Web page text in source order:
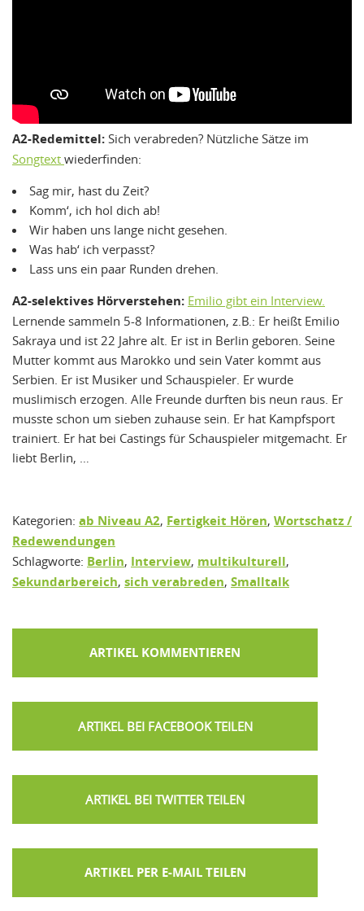
A2-Redemittel: Sich verabreden? Nützliche Sätze im
Songtext wiederfinden:
Sag mir, hast du Zeit?
Komm‘, ich hol dich ab!
Wir haben uns lange nicht gesehen.
Was hab‘ ich verpasst?
Lass uns ein paar Runden drehen.
A2-selektives Hörverstehen: Emilio gibt ein Interview.
Lernende sammeln 5-8 Informationen, z.B.: Er heißt Emilio
Sakraya und ist 22 Jahre alt. Er ist in Berlin geboren. Seine
Mutter kommt aus Marokko und sein Vater kommt aus
Serbien. Er ist Musiker und Schauspieler. Er wurde
muslimisch erzogen. Alle Freunde durften bis neun raus. Er
musste schon um sieben zuhause sein. Er hat Kampfsport
trainiert. Er hat bei Castings für Schauspieler mitgemacht. Er
liebt Berlin, …
Kategorien: ab Niveau A2, Fertigkeit Hören, Wortschatz /
Redewendungen
Schlagworte: Berlin, Interview, multikulturell,
Sekundarbereich, sich verabreden, Smalltalk
ARTIKEL KOMMENTIEREN
ARTIKEL PER E-MAIL TEILEN